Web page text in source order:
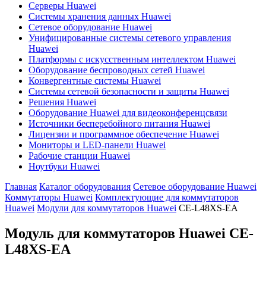
Серверы Huawei
Системы хранения данных Huawei
Сетевое оборудование Huawei
Унифицированные системы сетевого управления
Huawei
Платформы с искусственным интеллектом Huawei
Оборудование беспроводных сетей Huawei
Конвергентные системы Huawei
Системы сетевой безопасности и защиты Huawei
Решения Huawei
Оборудование Huawei для видеоконференцсвязи
Источники бесперебойного питания Huawei
Лицензии и программное обеспечение Huawei
Мониторы и LED-панели Huawei
Рабочие станции Huawei
Ноутбуки Huawei
Главная Каталог оборудования Сетевое оборудование Huawei
Коммутаторы Huawei Комплектующие для коммутаторов
Huawei Модули для коммутаторов Huawei CE-L48XS-EA
Модуль для коммутаторов Huawei CE-
L48XS-EA